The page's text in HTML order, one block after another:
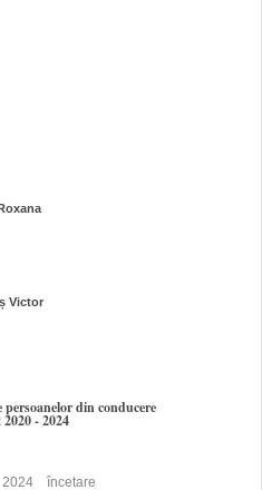
Victor
persoanelor din conducere
- 2024
2024 încetare